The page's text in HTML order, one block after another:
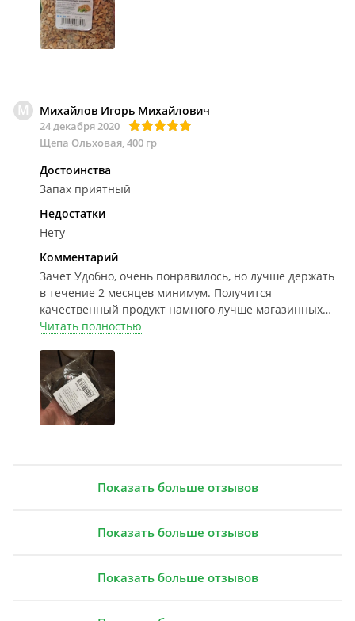
М Михайлов Игорь Михайлович
24 декабря 2020
Щепа Ольховая, 400 гр
Достоинства
Запах приятный
Недостатки
Нету
Комментарий
Зачет Удобно, очень понравилось, но лучше держать
в течение 2 месяцев минимум. Получится
качественный продукт намного лучше магазинных
напитков.
Читать полностью
Показать больше отзывов
Показать больше отзывов
Показать больше отзывов